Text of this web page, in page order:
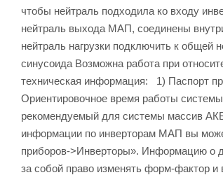
чтобы нейтраль подходила ко входу
нейтраль выхода МАП, соединены
нейтраль нагрузки подключить к
синусоида Возможна работа при
техническая информация: 1) Паспорт
Ориентировочное время работы
рекомендуемый для системы массив
информации по инверторам МАП вы
приборов->Инверторы». Информацию о
за собой право изменять форм-фактор и